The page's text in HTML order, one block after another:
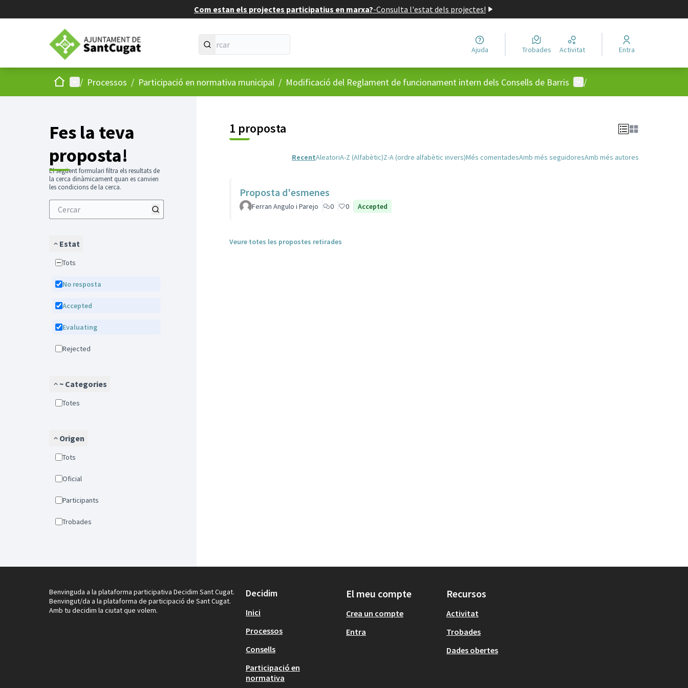
Com estan els projectes participatius en marxa?-Consulta l'estat dels projectes!
Ajuda Trobades Activitat Entra
Inici Menú principal
/ Processos / Participació en normativa municipal / Modificació del Reglament de funcionament intern dels Consells de Barris Menú d'usuari
/
Fes la teva
proposta!
El següent formulari filtra els resultats de
la cerca dinàmicament quan es canvien
les condicions de la cerca.
Estat
Tots
No resposta
Accepted
Evaluating
Rejected
~ Categories
Totes
Origen
Tots
Oficial
Participants
Trobades
1 proposta
RecentAleatoriA-Z (Alfabètic)Z-A (ordre alfabètic invers)Més comentadesAmb més seguidoresAmb més autores
Proposta d'esmenes
Ferran Angulo i Parejo 0 0 Accepted
Veure totes les propostes retirades
Benvinguda a la plataforma participativa Decidim Sant Cugat.
Benvingut/da a la plataforma de participació de Sant Cugat.
Amb tu decidim la ciutat que volem.
Decidim
Inici
Processos
Consells
Participació en
normativa
El meu compte
Crea un compte
Entra
Recursos
Activitat
Trobades
Dades obertes